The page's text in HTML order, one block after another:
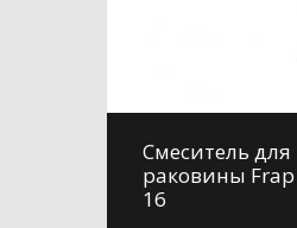
Смеситель для
раковины Frap
16